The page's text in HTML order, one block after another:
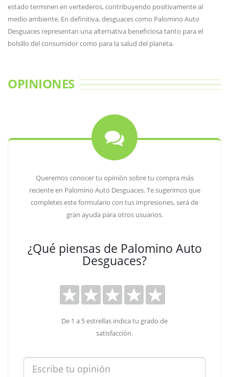
estado terminen en vertederos, contribuyendo positivamente al
medio ambiente. En definitiva, desguaces como Palomino Auto
Desguaces representan una alternativa beneficiosa tanto para el
bolsillo del consumidor como para la salud del planeta.
OPINIONES
Queremos conocer tu opinión sobre tu compra más
reciente en Palomino Auto Desguaces. Te sugerimos que
completes este formulario con tus impresiones, será de
gran ayuda para otros usuarios.
¿Qué piensas de Palomino Auto
Desguaces?
De 1 a 5 estrellas indica tu grado de
satisfacción.